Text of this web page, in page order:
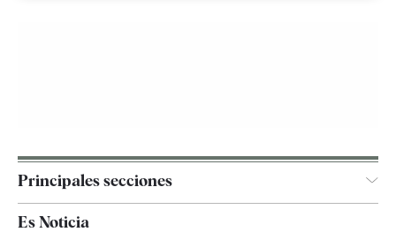
Principales secciones
Es Noticia